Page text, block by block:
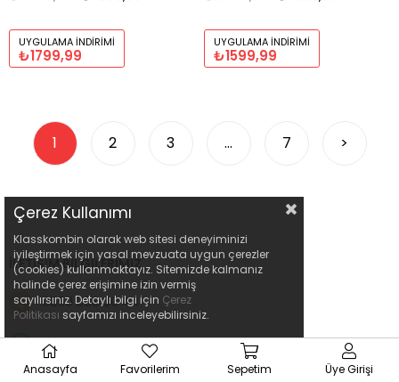
UYGULAMA İNDIRIMI
₺1799,99
UYGULAMA İNDIRIMI
₺1599,99
1 2 3 ... 7 >
İLETIŞIM BILGILERIMIZ
0850 308 30 44
0552 280 44 36
Çerez Kullanımı
Klasskombin olarak web sitesi deneyiminizi
iyileştirmek için yasal mevzuata uygun çerezler
(cookies) kullanmaktayız. Sitemizde kalmanız
halinde çerez erişimine izin vermiş
sayılırsınız. Detaylı bilgi için Çerez
Politikası sayfamızı inceleyebilirsiniz.
Anasayfa Favorilerim Sepetim Üye Girişi